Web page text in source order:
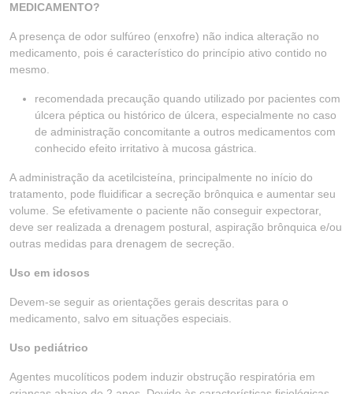
MEDICAMENTO?
A presença de odor sulfúreo (enxofre) não indica alteração no
medicamento, pois é característico do princípio ativo contido no
mesmo.
recomendada precaução quando utilizado por pacientes com
úlcera péptica ou histórico de úlcera, especialmente no caso
de administração concomitante a outros medicamentos com
conhecido efeito irritativo à mucosa gástrica.
A administração da acetilcisteína, principalmente no início do
tratamento, pode fluidificar a secreção brônquica e aumentar seu
volume. Se efetivamente o paciente não conseguir expectorar,
deve ser realizada a drenagem postural, aspiração brônquica e/ou
outras medidas para drenagem de secreção.
Uso em idosos
Devem-se seguir as orientações gerais descritas para o
medicamento, salvo em situações especiais.
Uso pediátrico
Agentes mucolíticos podem induzir obstrução respiratória em